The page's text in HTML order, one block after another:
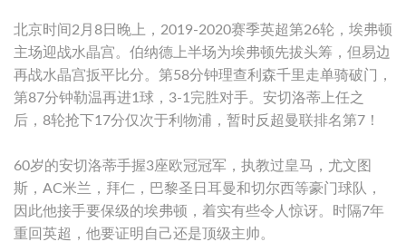
北京时间2月8日晚上，2019-2020赛季英超第26轮，埃弗顿
主场迎战水晶宫。伯纳德上半场为埃弗顿先拔头筹，但易边
再战水晶宫扳平比分。第58分钟理查利森千里走单骑破门，
第87分钟勒温再进1球，3-1完胜对手。安切洛蒂上任之
后，8轮抢下17分仅次于利物浦，暂时反超曼联排名第7！
60岁的安切洛蒂手握3座欧冠冠军，执教过皇马，尤文图
斯，AC米兰，拜仁，巴黎圣日耳曼和切尔西等豪门球队，
因此他接手要保级的埃弗顿，着实有些令人惊讶。时隔7年
重回英超，他要证明自己还是顶级主帅。